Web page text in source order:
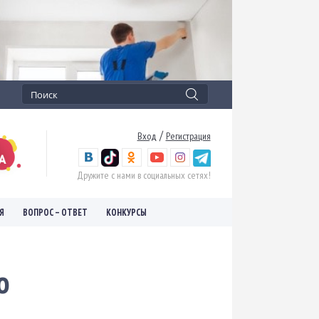
Вход / Регистрация
Дружите с нами в социальных сетях!
ВОПРОС – ОТВЕТ КОНКУРСЫ